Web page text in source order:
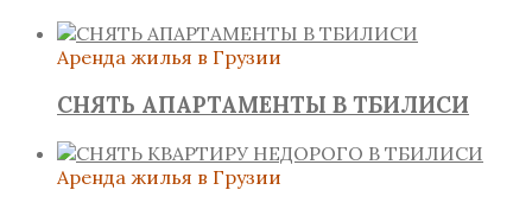
Аренда жилья в Грузии
СНЯТЬ АПАРТАМЕНТЫ В ТБИЛИСИ
Аренда жилья в Грузии